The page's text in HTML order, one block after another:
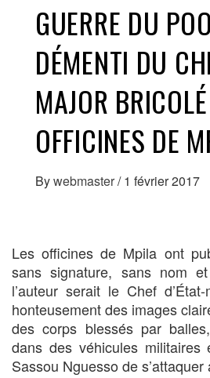
GUERRE DU
DÉMENTI DU
MAJOR
OFFICINES DE
Bywebmaster/ 1 février 2017
Les officines de Mpila ont
sans signature, sans nom
l’auteur serait le Chef
honteusement des images
des corps blessés par
dans des véhicules
Sassou Nguesso de